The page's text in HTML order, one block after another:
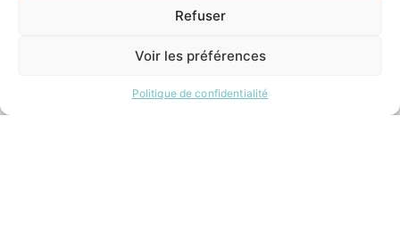
Refuser
Voir les préférences
Politique de confidentialité
INFORMATIONS LÉGALES
Mentions légales